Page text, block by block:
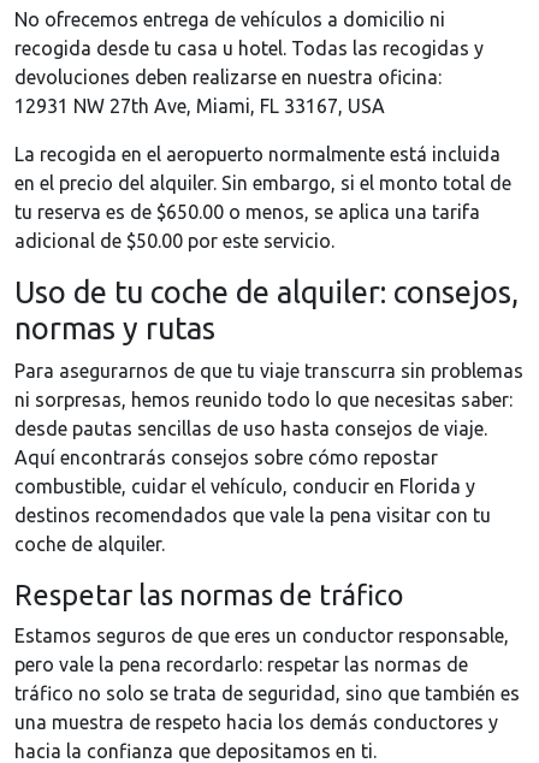
No ofrecemos entrega de vehículos a domicilio ni
recogida desde tu casa u hotel. Todas las recogidas y
devoluciones deben realizarse en nuestra oficina:
12931 NW 27th Ave, Miami, FL 33167, USA
La recogida en el aeropuerto normalmente está incluida
en el precio del alquiler. Sin embargo, si el monto total de
tu reserva es de $650.00 o menos, se aplica una tarifa
adicional de $50.00 por este servicio.
Uso de tu coche de alquiler: consejos,
normas y rutas
Para asegurarnos de que tu viaje transcurra sin problemas
ni sorpresas, hemos reunido todo lo que necesitas saber:
desde pautas sencillas de uso hasta consejos de viaje.
Aquí encontrarás consejos sobre cómo repostar
combustible, cuidar el vehículo, conducir en Florida y
destinos recomendados que vale la pena visitar con tu
coche de alquiler.
Respetar las normas de tráfico
Estamos seguros de que eres un conductor responsable,
pero vale la pena recordarlo: respetar las normas de
tráfico no solo se trata de seguridad, sino que también es
una muestra de respeto hacia los demás conductores y
hacia la confianza que depositamos en ti.